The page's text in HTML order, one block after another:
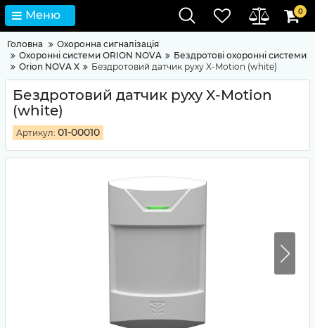
Меню 0
Головна
Охоронна сигналізація
Охоронні системи ORION NOVA
Бездротові охоронні системи
Orion NOVA X
Бездротовий датчик руху X-Motion (white)
Бездротовий датчик руху X-Motion
(white)
Артикул: 01-00010